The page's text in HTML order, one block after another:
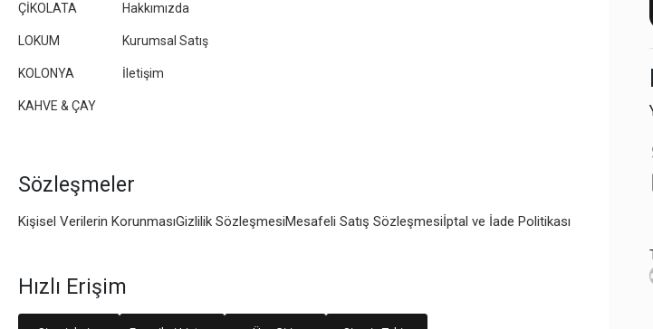
ÇİKOLATA
LOKUM
KOLONYA
KAHVE & ÇAY
Hakkımızda
Kurumsal Satış
İletişim
Sözleşmeler
Kişisel Verilerin KorunmasıGizlilik SözleşmesiMesafeli Satış Sözleşmesiİptal ve İade Politikası
Hızlı Erişim